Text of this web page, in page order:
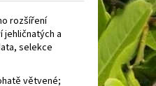
rozšíření
jehličnatých a
selekce
větvené;